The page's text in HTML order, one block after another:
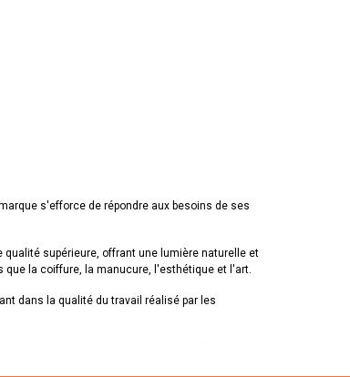
s'efforce de répondre aux besoins de ses
qualité supérieure, offrant une lumière naturelle et
la coiffure, la manucure, l'esthétique et l'art.
dans la qualité du travail réalisé par les
Daylight sont conçues pour durer et offrir une